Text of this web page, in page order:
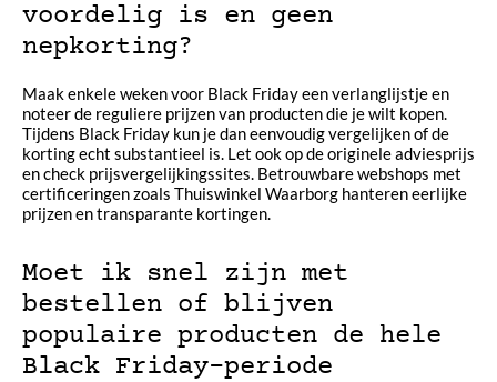
voordelig is en geen
nepkorting?
Maak enkele weken voor Black Friday een verlanglijstje en
noteer de reguliere prijzen van producten die je wilt kopen.
Tijdens Black Friday kun je dan eenvoudig vergelijken of de
korting echt substantieel is. Let ook op de originele adviesprijs
en check prijsvergelijkingssites. Betrouwbare webshops met
certificeringen zoals Thuiswinkel Waarborg hanteren eerlijke
prijzen en transparante kortingen.
Moet ik snel zijn met
bestellen of blijven
populaire producten de hele
Black Friday-periode